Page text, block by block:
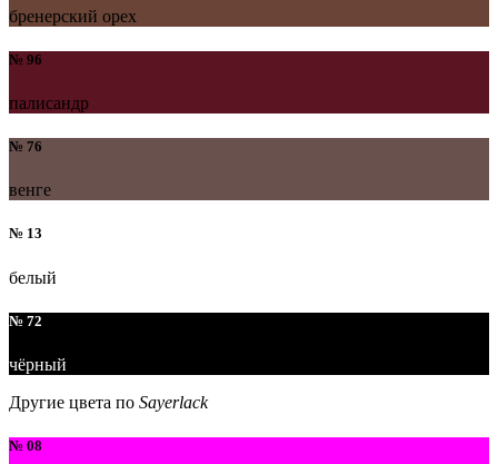
бренерский орех
№ 96
палисандр
№ 76
венге
№ 13
белый
№ 72
чёрный
Другие цвета по Sayerlack
№ 08